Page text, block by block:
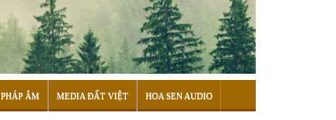
PHÁP ÂM MEDIA ĐẤT VIỆT HOA SEN AUDIO